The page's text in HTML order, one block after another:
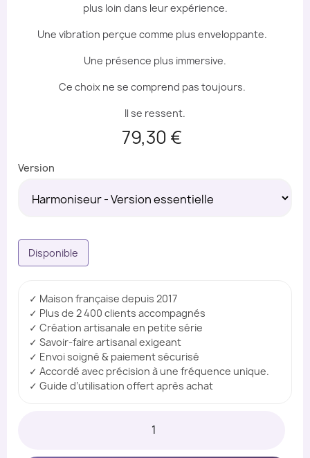
plus loin dans leur expérience.
Une vibration perçue comme plus enveloppante.
Une présence plus immersive.
Ce choix ne se comprend pas toujours.
Il se ressent.
79,30 €
Version
Disponible
✓ Maison française depuis 2017
✓ Plus de 2 400 clients accompagnés
✓ Création artisanale en petite série
✓ Savoir-faire artisanal exigeant
✓ Envoi soigné & paiement sécurisé
✓ Accordé avec précision à une fréquence unique.
✓ Guide d’utilisation offert après achat